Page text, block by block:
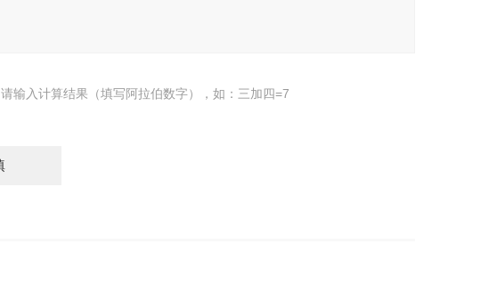
请输入计算结果（填写阿拉伯数字），如：三加四=7